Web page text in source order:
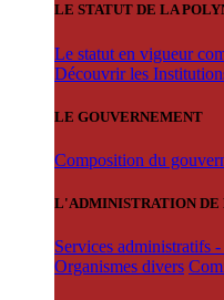
LE STATUT DE LA
Le statut en vigueur
Découvrir les
LE GOUVERNEMENT
Composition du
L'ADMINISTRATION DE
Services administratifs
Organismes divers